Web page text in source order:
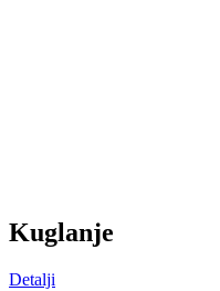
Kuglanje
Detalji